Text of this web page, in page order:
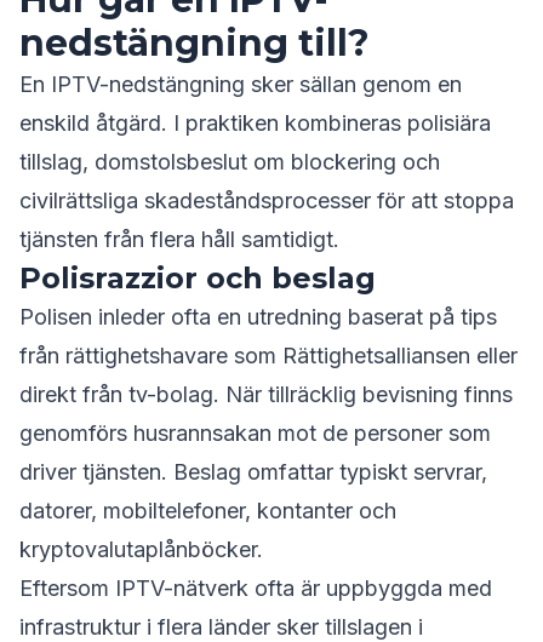
nedstängning till?
En IPTV-nedstängning sker sällan genom en
enskild åtgärd. I praktiken kombineras polisiära
tillslag, domstolsbeslut om blockering och
civilrättsliga skadeståndsprocesser för att stoppa
tjänsten från flera håll samtidigt.
Polisrazzior och beslag
Polisen inleder ofta en utredning baserat på tips
från rättighetshavare som Rättighetsalliansen eller
direkt från tv-bolag. När tillräcklig bevisning finns
genomförs husrannsakan mot de personer som
driver tjänsten. Beslag omfattar typiskt servrar,
datorer, mobiltelefoner, kontanter och
kryptovalutaplånböcker.
Eftersom IPTV-nätverk ofta är uppbyggda med
infrastruktur i flera länder sker tillslagen i